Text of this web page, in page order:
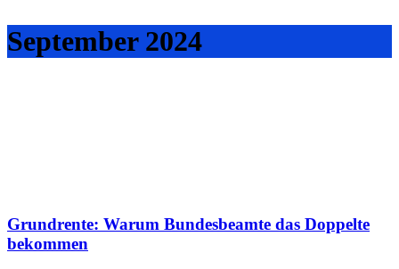
September 2024
Grundrente: Warum Bundesbeamte das Doppelte
bekommen